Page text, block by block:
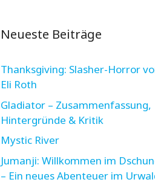
Neueste Beiträge
Thanksgiving: Slasher-Horror
Eli Roth
Gladiator – Zusammenfassung,
Hintergründe & Kritik
Mystic River
Jumanji: Willkommen im
– Ein neues Abenteuer im